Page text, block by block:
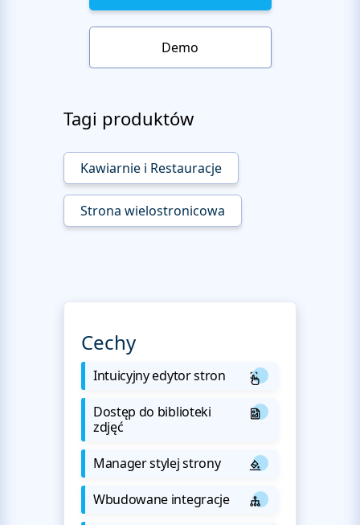
Demo
Tagi produktów
Kawiarnie i Restauracje
Strona wielostronicowa
Cechy
Intuicyjny edytor stron
Dostęp do biblioteki
zdjęć
Manager stylej strony
Wbudowane integracje